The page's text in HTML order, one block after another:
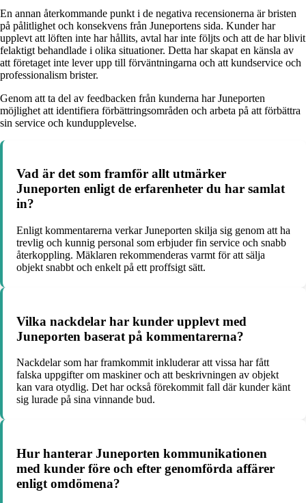
En annan återkommande punkt i de negativa recensionerna är bristen
på pålitlighet och konsekvens från Juneportens sida. Kunder har
upplevt att löften inte har hållits, avtal har inte följts och att de har blivit
felaktigt behandlade i olika situationer. Detta har skapat en känsla av
att företaget inte lever upp till förväntningarna och att kundservice och
professionalism brister.
Genom att ta del av feedbacken från kunderna har Juneporten
möjlighet att identifiera förbättringsområden och arbeta på att förbättra
sin service och kundupplevelse.
Vad är det som framför allt utmärker
Juneporten enligt de erfarenheter du har samlat
in?
Enligt kommentarerna verkar Juneporten skilja sig genom att ha
trevlig och kunnig personal som erbjuder fin service och snabb
återkoppling. Mäklaren rekommenderas varmt för att sälja
objekt snabbt och enkelt på ett proffsigt sätt.
Vilka nackdelar har kunder upplevt med
Juneporten baserat på kommentarerna?
Nackdelar som har framkommit inkluderar att vissa har fått
falska uppgifter om maskiner och att beskrivningen av objekt
kan vara otydlig. Det har också förekommit fall där kunder känt
sig lurade på sina vinnande bud.
Hur hanterar Juneporten kommunikationen
med kunder före och efter genomförda affärer
enligt omdömena?